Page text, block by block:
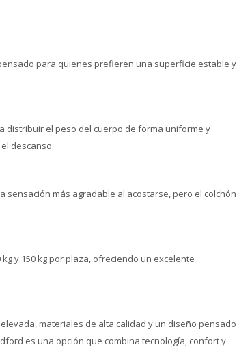
para quienes prefieren una superficie estable y
distribuir el peso del cuerpo de forma uniforme y
descanso.
sensación más agradable al acostarse, pero el colchón
y 150 kg por plaza, ofreciendo un excelente
materiales de alta calidad y un diseño pensado
es una opción que combina tecnología, confort y